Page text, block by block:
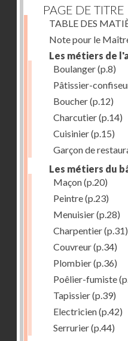
PAGE DE TITRE
TABLE DES
Note pour le
Les métiers de
Boulanger(p.8)
Pâtissier-
Boucher(p.12)
Charcutier(p.14)
Cuisinier(p.15)
Garçon de
Les métiers du
Maçon(p.20)
Peintre(p.23)
Menuisier(p.28)
Charpentier(p.31)
Couvreur(p.34)
Plombier(p.36)
Poêlier-fumiste
Tapissier(p.39)
Electricien(p.42)
Serrurier(p.44)